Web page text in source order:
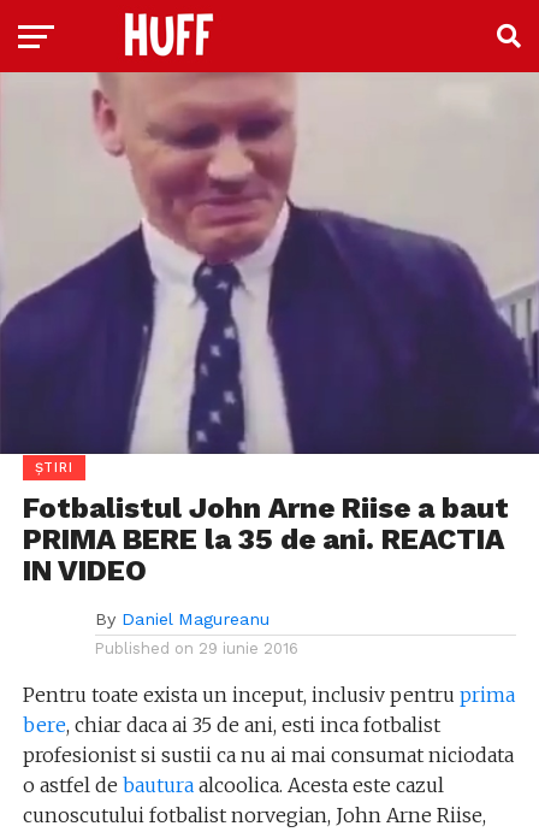
ȘTIRI
Fotbalistul John Arne Riise a baut
PRIMA BERE la 35 de ani. REACTIA
IN VIDEO
By Daniel Magureanu
Published on 29 iunie 2016
Pentru toate exista un inceput, inclusiv pentru prima
bere, chiar daca ai 35 de ani, esti inca fotbalist
profesionist si sustii ca nu ai mai consumat niciodata
o astfel de bauturaalcoolica. Acesta este cazul
cunoscutului fotbalist norvegian, John Arne Riise,